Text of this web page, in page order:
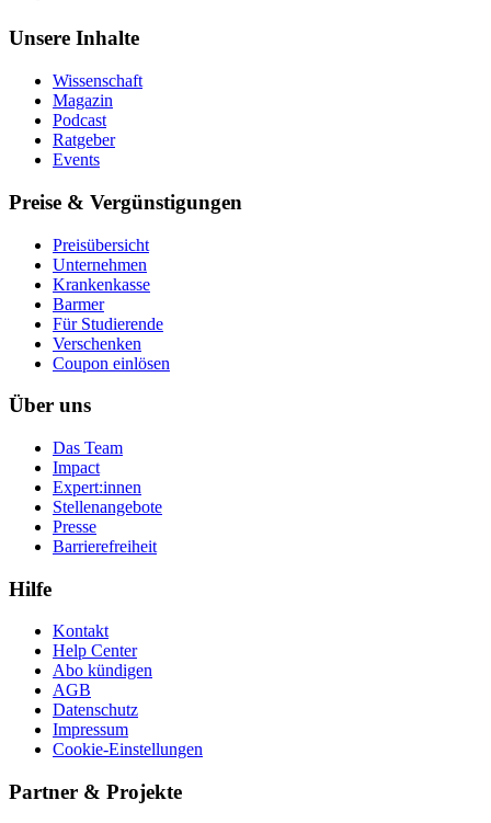
Unsere Inhalte
Wissenschaft
Magazin
Podcast
Ratgeber
Events
Preise & Vergünstigungen
Preisübersicht
Unternehmen
Krankenkasse
Barmer
Für Studierende
Ver­schen­ken
Coupon einlösen
Über uns
Das Team
Impact
Expert:innen
Stellenangebote
Presse
Barrierefreiheit
Hilfe
Kontakt
Help Center
Abo kündigen
AGB
Datenschutz
Impressum
Cookie-Einstellungen
Partner & Projekte